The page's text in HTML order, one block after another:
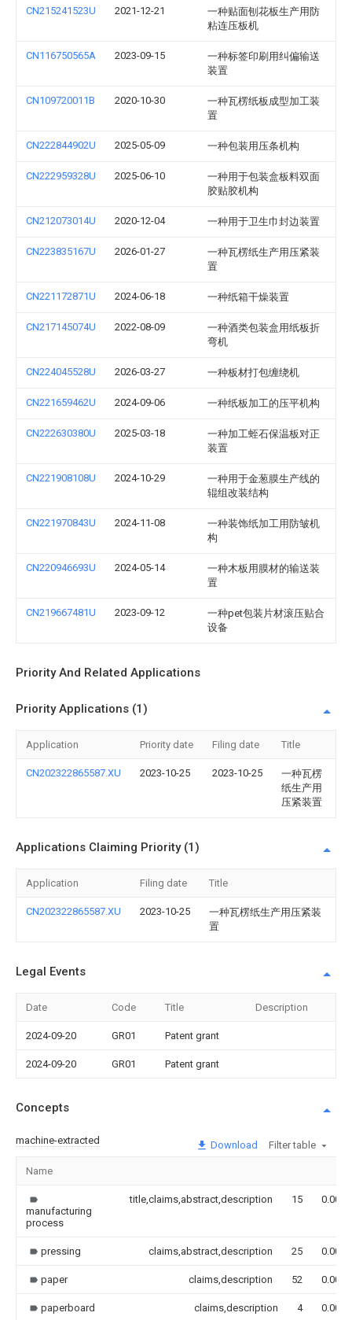
CN215241523U 2021-12-21
一种贴面刨花板生产用防
粘连压板机
CN116750565A 2023-09-15
一种标签印刷用纠偏输送
装置
CN109720011B 2020-10-30
一种瓦楞纸板成型加工装
置
CN222844902U 2025-05-09 一种包装用压条机构
CN222959328U 2025-06-10
一种用于包装盒板料双面
胶贴胶机构
CN212073014U 2020-12-04 一种用于卫生巾封边装置
CN223835167U 2026-01-27
一种瓦楞纸生产用压紧装
置
CN221172871U 2024-06-18 一种纸箱干燥装置
CN217145074U 2022-08-09
一种酒类包装盒用纸板折
弯机
CN224045528U 2026-03-27 一种板材打包缠绕机
CN221659462U 2024-09-06 一种纸板加工的压平机构
CN222630380U 2025-03-18
一种加工蛭石保温板对正
装置
CN221908108U 2024-10-29
一种用于金葱膜生产线的
辊组改装结构
CN221970843U 2024-11-08
一种装饰纸加工用防皱机
构
CN220946693U 2024-05-14
一种木板用膜材的输送装
置
CN219667481U 2023-09-12
一种pet包装片材滚压贴合
设备
Priority And Related Applications
Priority Applications (1)
Application Priority date Filing date Title
CN202322865587.XU 2023-10-25 2023-10-25
一种瓦楞
纸生产用
压紧装置
Applications Claiming Priority (1)
Application Filing date Title
CN202322865587.XU 2023-10-25
一种瓦楞纸生产用压紧装
置
Legal Events
Date Code Title Description
2024-09-20 GR01 Patent grant
2024-09-20 GR01 Patent grant
Concepts
machine-extracted Download Filter table
Name
manufacturing
process
title,claims,abstract,description 15 0.000
pressing claims,abstract,description 25 0.000
paper claims,description 52 0.000
paperboard claims,description 4 0.000